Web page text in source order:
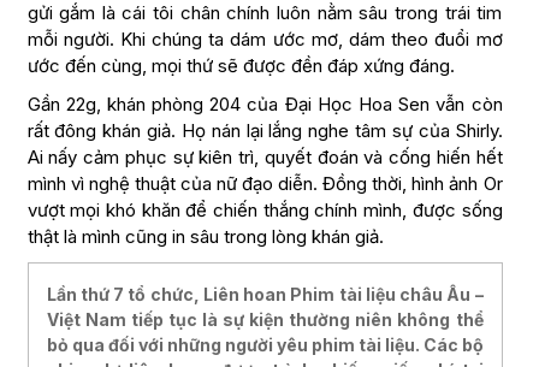
gửi gắm là cái tôi chân chính luôn nằm sâu trong trái tim
mỗi người. Khi chúng ta dám ước mơ, dám theo đuổi mơ
ước đến cùng, mọi thứ sẽ được đền đáp xứng đáng.
Gần 22g, khán phòng 204 của Đại Học Hoa Sen vẫn còn
rất đông khán giả. Họ nán lại lắng nghe tâm sự của Shirly.
Ai nấy cảm phục sự kiên trì, quyết đoán và cống hiến hết
mình vì nghệ thuật của nữ đạo diễn. Đồng thời, hình ảnh Or
vượt mọi khó khăn để chiến thắng chính mình, được sống
thật là mình cũng in sâu trong lòng khán giả.
Lần thứ 7 tổ chức, Liên hoan Phim tài liệu châu Âu –
Việt Nam tiếp tục là sự kiện thường niên không thể
bỏ qua đối với những người yêu phim tài liệu. Các bộ